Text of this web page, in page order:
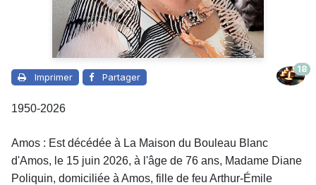
Imprimer Partager
18
1950-2026
Amos : Est décédée à La Maison du Bouleau Blanc
d'Amos, le 15 juin 2026, à l'âge de 76 ans, Madame Diane
Poliquin, domiciliée à Amos, fille de feu Arthur-Émile